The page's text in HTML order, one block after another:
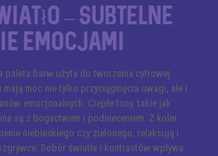
– subtelne
emocjami
paleta barw użyta do tworzenia cyfrowej
mają moc nie tylko przyciągnięcia uwagi, ale i
emocjonalnych. Ciepłe tony, takie jak
są z bogactwem i podnieceniem. Z kolei
niebieskiego czy zielonego, relaksują i
Dobór światła i kontrastów wpływa